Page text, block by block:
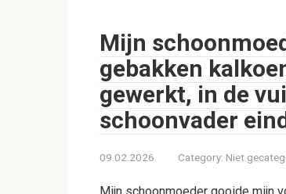
Mijn
gebakken
gewerkt, in de
schoonvader
09.02.2026 Category: Niet
Mijn schoonmoeder gooide mijn